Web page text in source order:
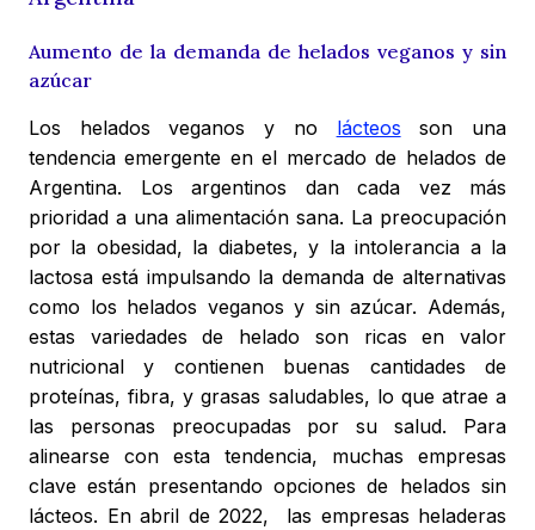
Aumento de la demanda de helados veganos y sin
azúcar
Los helados veganos y no lácteos son una
tendencia emergente en el mercado de helados de
Argentina. Los argentinos dan cada vez más
prioridad a una alimentación sana. La preocupación
por la obesidad, la diabetes, y la intolerancia a la
lactosa está impulsando la demanda de alternativas
como los helados veganos y sin azúcar. Además,
estas variedades de helado son ricas en valor
nutricional y contienen buenas cantidades de
proteínas, fibra, y grasas saludables, lo que atrae a
las personas preocupadas por su salud. Para
alinearse con esta tendencia, muchas empresas
clave están presentando opciones de helados sin
lácteos. En abril de 2022, las empresas heladeras